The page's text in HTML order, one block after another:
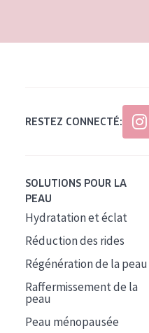
RESTEZ CONNECTÉ:
SOLUTIONS POUR LA
PEAU
Hydratation et éclat
Réduction des rides
Régénération de la peau
Raffermissement de la
peau
Peau ménopausée